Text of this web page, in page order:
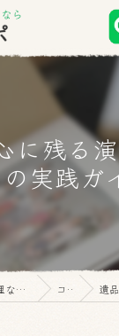
に残る
実践ガ
福岡県田川市の遺品整理なら遺品整理・特殊清掃 テラサポ コラム 遺品整